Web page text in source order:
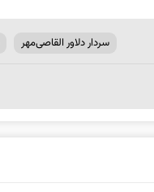
سردار دلاور القاصی‌مهر